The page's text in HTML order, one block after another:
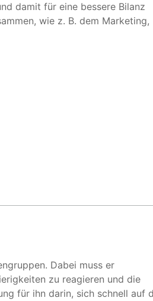
damit für eine bessere Bilanz
wie z. B. dem Marketing,
Dabei muss er
zu reagieren und die
für ihn darin, sich schnell auf